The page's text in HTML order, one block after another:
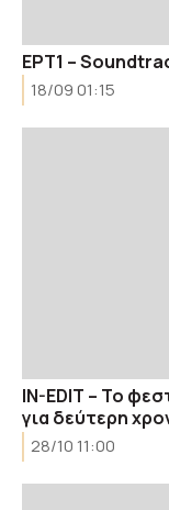
ΕΡΤ1 –
18/09 01:15
IN-EDIT – Το
για δεύτερη
28/10 11:00